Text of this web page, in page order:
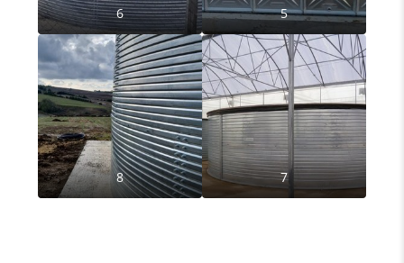
5
6
7
8